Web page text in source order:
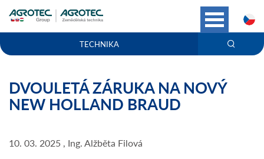
TECHNIKA
DVOULETÁ ZÁRUKA NA NOVÝ
NEW HOLLAND BRAUD
10. 03. 2025 , Ing. Alžběta Filová